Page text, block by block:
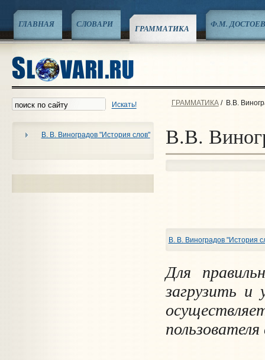
ГЛАВНАЯ СЛОВАРИ ГРАММАТИКА Ф.М.
Искать!
В. В. Виноградов "История слов"
ГРАММАТИКА/ В.В.
В.В.
В. В. Виноградов "История
Для
загрузить